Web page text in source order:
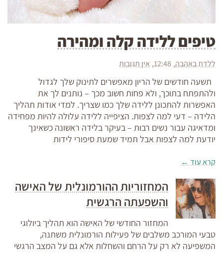
טיפים ללידה קלה ומהירה
ללדת באהבה 12:48 אין תגובות
תשעה חודשים של הריון מאפשרים לתינוק שלך לגדול
ולהתפתח בתוכך, ולא פחות חשוב מכך – נותנים לך את
האפשרות להתכונן ללידה שלך כמו שצריך. למדי אודות תהליך
הלידה – דעי למה לצפות. הציפייה ללידה עלולה להיות מפחידה
ומדאיגה עבור נשים רבות – בעיקר בלידה ראשונה כשאינך
יודעת למה לצפות אבל תמיד שמעת סיפורי לידות
קרא עוד ←
המחזוריות ההורמונלית של האישה
והשפעתה הרגשית
המחזור החודשי של האישה הוא תהליך ביולוגי
טבעי המורכב משלבים של פעילות הורמונלית משתנה,
המשפיעה לא רק על הרחם והשחלות אלא גם על המצב הרגשי